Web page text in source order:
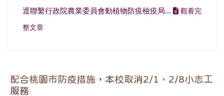
逕聯繫行政院農業委員會動植物防疫檢疫局...
觀看完
整文章
配合桃園市防疫措施，本校取消2/1、2/8小志工
服務